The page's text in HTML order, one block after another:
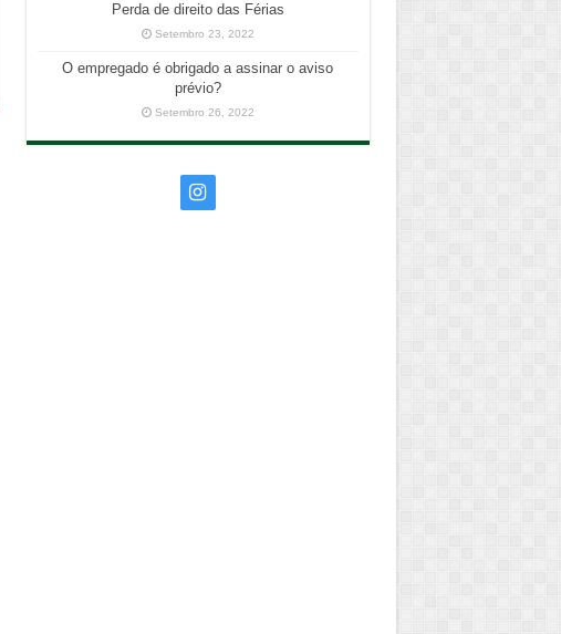
Perda de direito das Férias
Setembro 23, 2022
O empregado é obrigado a assinar o aviso
prévio?
Setembro 26, 2022